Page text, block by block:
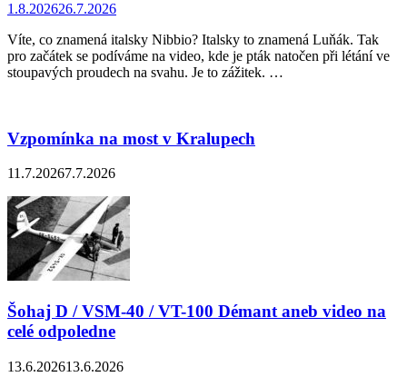
1.8.202626.7.2026
Víte, co znamená italsky Nibbio? Italsky to znamená Luňák. Tak
pro začátek se podíváme na video, kde je pták natočen při létání ve
stoupavých proudech na svahu. Je to zážitek. …
Vzpomínka na most v Kralupech
11.7.20267.7.2026
Šohaj D / VSM-40 / VT-100 Démant aneb video na
celé odpoledne
13.6.202613.6.2026